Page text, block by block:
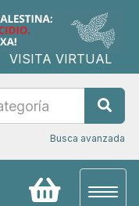
VISITA VIRTUAL
Busca avanzada